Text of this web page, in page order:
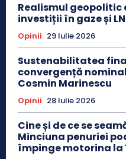
Realismul geopolitic
investiții în gaze și
Opinii 29 Iulie 2026
Sustenabilitatea
convergență
Cosmin Marinescu
Opinii 28 Iulie 2026
Cine și de ce se
Minciuna penuriei
împinge motorina la